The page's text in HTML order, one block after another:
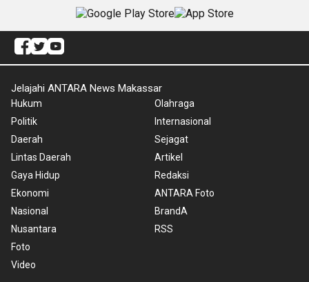
Jelajahi ANTARA News Makassar
Hukum
Politik
Daerah
Lintas Daerah
Gaya Hidup
Ekonomi
Nasional
Nusantara
Foto
Video
Olahraga
Internasional
Sejagat
Artikel
Redaksi
ANTARA Foto
BrandA
RSS